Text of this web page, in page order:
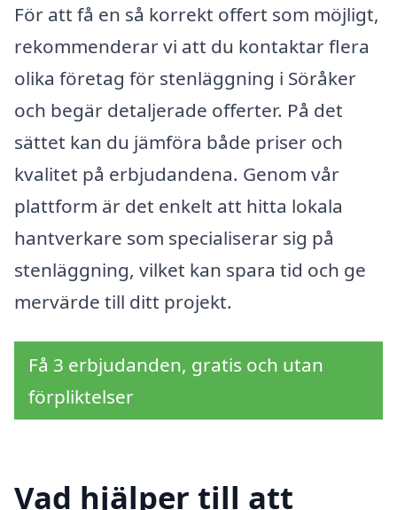
För att få en så korrekt offert som möjligt,
rekommenderar vi att du kontaktar flera
olika företag för stenläggning i Söråker
och begär detaljerade offerter. På det
sättet kan du jämföra både priser och
kvalitet på erbjudandena. Genom vår
plattform är det enkelt att hitta lokala
hantverkare som specialiserar sig på
stenläggning, vilket kan spara tid och ge
mervärde till ditt projekt.
Få 3 erbjudanden, gratis och utan
förpliktelser
Vad hjälper till att